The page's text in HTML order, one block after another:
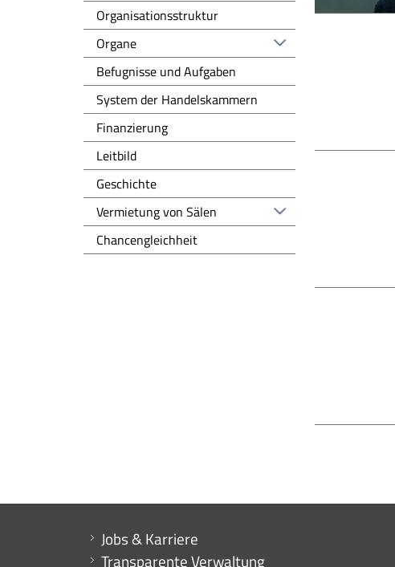
Organisationsstruktur
Organe
Befugnisse und Aufgaben
System der Handelskammern
Finanzierung
Leitbild
Geschichte
Vermietung von Sälen
Chancengleichheit
Mini menu di servizio
Jobs & Karriere
Transparente Verwaltung